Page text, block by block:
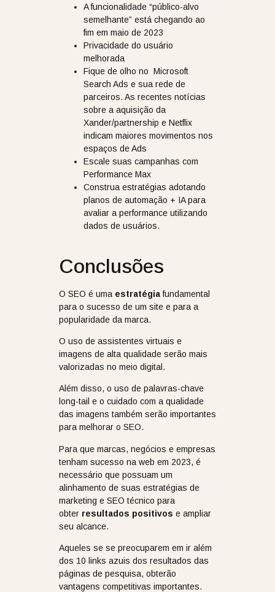
A funcionalidade “público-alvo
semelhante” está chegando ao
fim em maio de 2023
Privacidade do usuário
melhorada
Fique de olho no Microsoft
Search Ads e sua rede de
parceiros. As recentes notícias
sobre a aquisição da
Xander/partnership e Netflix
indicam maiores movimentos nos
espaços de Ads
Escale suas campanhas com
Performance Max
Construa estratégias adotando
planos de automação + IA para
avaliar a performance utilizando
dados de usuários.
Conclusões
O SEO é uma estratégiafundamental
para o sucesso de um site e para a
popularidade da marca.
O uso de assistentes virtuais e
imagens de alta qualidade serão mais
valorizadas no meio digital.
Além disso, o uso de palavras-chave
long-tail e o cuidado com a qualidade
das imagens também serão importantes
para melhorar o SEO.
Para que marcas, negócios e empresas
tenham sucesso na web em 2023, é
necessário que possuam um
alinhamento de suas estratégias de
marketing e SEO técnico para
obter resultados positivos e ampliar
seu alcance.
Aqueles se se preocuparem em ir além
dos 10 links azuis dos resultados das
páginas de pesquisa, obterão
vantagens competitivas importantes.